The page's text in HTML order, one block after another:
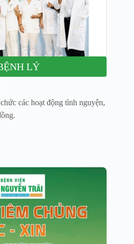
LÝ
các hoạt động tình nguyện,